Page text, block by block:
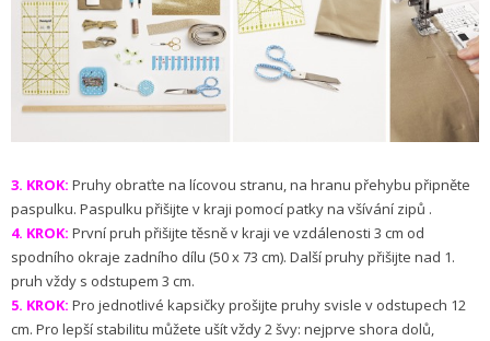
3. KROK: Pruhy obraťte na lícovou stranu, na hranu přehybu připněte
paspulku. Paspulku přišijte v kraji pomocí patky na všívání zipů .
4. KROK: První pruh přišijte těsně v kraji ve vzdálenosti 3 cm od
spodního okraje zadního dílu (50 x 73 cm). Další pruhy přišijte nad 1.
pruh vždy s odstupem 3 cm.
5. KROK: Pro jednotlivé kapsičky prošijte pruhy svisle v odstupech 12
cm. Pro lepší stabilitu můžete ušít vždy 2 švy: nejprve shora dolů,